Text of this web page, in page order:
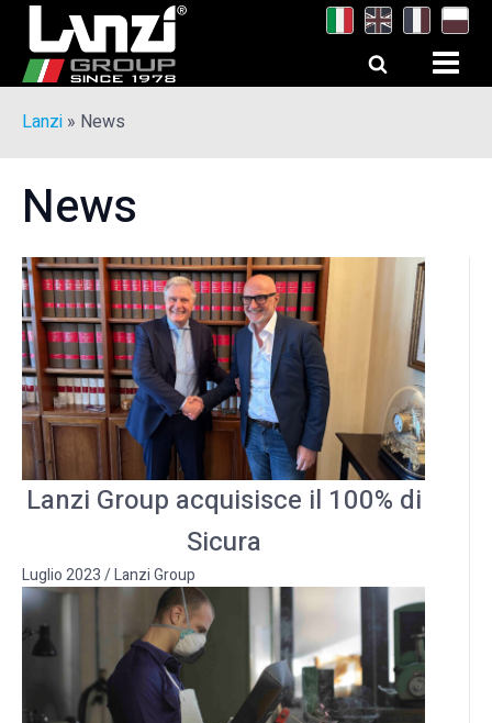
Lanzi » News
News
Lanzi Group acquisisce il 100% di
Sicura
Luglio 2023/Lanzi Group